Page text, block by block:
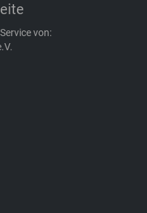
von: